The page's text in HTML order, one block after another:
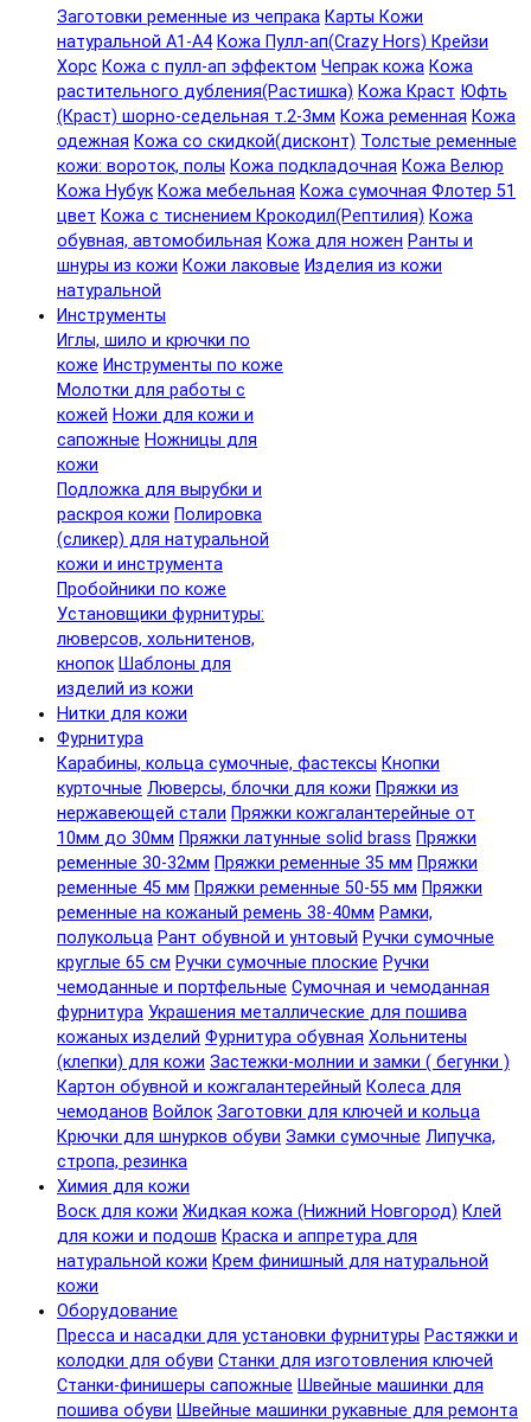
Заготовки ременные из чепрака Карты Кожи
натуральной А1-А4 Кожа Пулл-ап(Crazy Hors) Крейзи
Хорс Кожа с пулл-ап эффектом Чепрак кожа Кожа
растительного дубления(Растишка) Кожа Краст Юфть
(Краст) шорно-седельная т.2-3мм Кожа ременная Кожа
одежная Кожа со скидкой(дисконт) Толстые ременные
кожи: вороток, полы Кожа подкладочная Кожа Велюр
Кожа Нубук Кожа мебельная Кожа сумочная Флотер 51
цвет Кожа с тиснением Крокодил(Рептилия) Кожа
обувная, автомобильная Кожа для ножен Ранты и
шнуры из кожи Кожи лаковые Изделия из кожи
натуральной
Инструменты
Иглы, шило и крючки по
коже Инструменты по коже
Молотки для работы с
кожей Ножи для кожи и
сапожные Ножницы для
кожи
Подложка для вырубки и
раскроя кожи Полировка
(сликер) для натуральной
кожи и инструмента
Пробойники по коже
Установщики фурнитуры:
люверсов, хольнитенов,
кнопок Шаблоны для
изделий из кожи
Нитки для кожи
Фурнитура
Карабины, кольца сумочные, фастексы Кнопки
курточные Люверсы, блочки для кожи Пряжки из
нержавеющей стали Пряжки кожгалантерейные от
10мм до 30мм Пряжки латунные solid brass Пряжки
ременные 30-32мм Пряжки ременные 35 мм Пряжки
ременные 45 мм Пряжки ременные 50-55 мм Пряжки
ременные на кожаный ремень 38-40мм Рамки,
полукольца Рант обувной и унтовый Ручки сумочные
круглые 65 см Ручки сумочные плоские Ручки
чемоданные и портфельные Сумочная и чемоданная
фурнитура Украшения металлические для пошива
кожаных изделий Фурнитура обувная Хольнитены
(клепки) для кожи Застежки-молнии и замки ( бегунки )
Картон обувной и кожгалантерейный Колеса для
чемоданов Войлок Заготовки для ключей и кольца
Крючки для шнурков обуви Замки сумочные Липучка,
стропа, резинка
Химия для кожи
Воск для кожи Жидкая кожа (Нижний Новгород) Клей
для кожи и подошв Краска и аппретура для
натуральной кожи Крем финишный для натуральной
кожи
Оборудование
Пресса и насадки для установки фурнитуры Растяжки и
колодки для обуви Станки для изготовления ключей
Станки-финишеры сапожные Швейные машинки для
пошива обуви Швейные машинки рукавные для ремонта